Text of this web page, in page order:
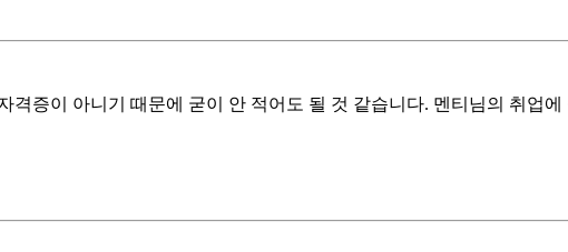
격증이 아니기 때문에 굳이 안 적어도 될 것 같습니다. 멘티님의 취업